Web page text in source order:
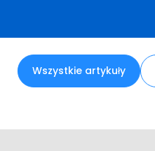
Wszystkie artykuły